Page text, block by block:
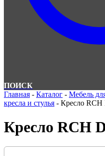
ПОИСК
Главная - Каталог - Мебель
кресла и стулья - Кресло RCH
Кресло RCH